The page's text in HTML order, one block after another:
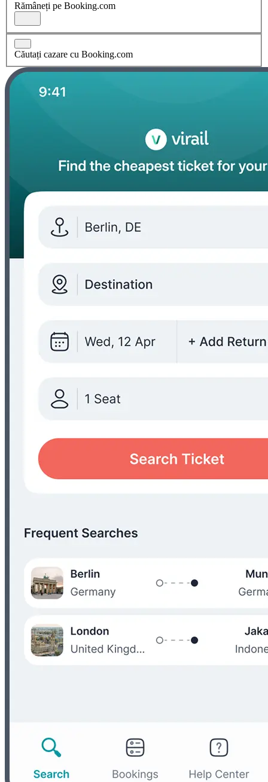
Rămâneți pe Booking.com
Căutați cazare cu Booking.com